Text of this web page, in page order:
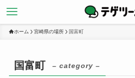
ホーム 宮崎県の場所 国富町
国富町 – category –